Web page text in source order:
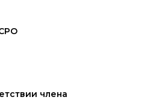
члена